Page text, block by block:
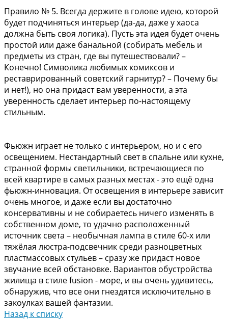
Правило № 5. Всегда держите в голове идею, которой
будет подчиняться интерьер (да-да, даже у хаоса
должна быть своя логика). Пусть эта идея будет очень
простой или даже банальной (собирать мебель и
предметы из стран, где вы путешествовали? –
Конечно! Символика любимых комиксов и
реставрированный советский гарнитур? – Почему бы
и нет!), но она придаст вам уверенности, а эта
уверенность сделает интерьер по-настоящему
стильным.
Фьюжн играет не только с интерьером, но и с его
освещением. Нестандартный свет в спальне или кухне,
странной формы светильники, встречающиеся по
всей квартире в самых разных местах - это ещё одна
фьюжн-инновация. От освещения в интерьере зависит
очень многое, и даже если вы достаточно
консервативны и не собираетесь ничего изменять в
собственном доме, то удачно расположенный
источник света – необычная лампа в стиле 60-х или
тяжёлая люстра-подсвечник среди разноцветных
пластмассовых стульев – сразу же придаст новое
звучание всей обстановке. Вариантов обустройства
жилища в стиле fusion - море, и вы очень удивитесь,
обнаружив, что все они гнездятся исключительно в
закоулках вашей фантазии.
Назад к списку